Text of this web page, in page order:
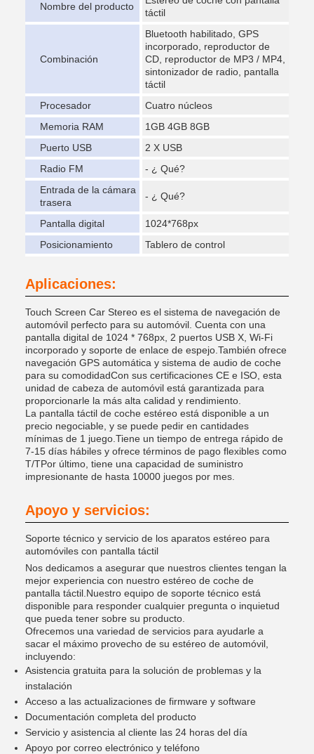
Nombre del producto
táctil
Combinación
Bluetooth habilitado, GPS
incorporado, reproductor de
CD, reproductor de MP3 / MP4,
sintonizador de radio, pantalla
táctil
Procesador
Cuatro núcleos
Memoria RAM
1GB 4GB 8GB
Puerto USB
2 X USB
Radio FM
- ¿ Qué?
Entrada de la cámara
trasera
- ¿ Qué?
Pantalla digital
1024*768px
Posicionamiento
Tablero de control
Aplicaciones:
Touch Screen Car Stereo es el sistema de navegación de
automóvil perfecto para su automóvil. Cuenta con una
pantalla digital de 1024 * 768px, 2 puertos USB X, Wi-Fi
incorporado y soporte de enlace de espejo.También ofrece
navegación GPS automática y sistema de audio de coche
para su comodidadCon sus certificaciones CE e ISO, esta
unidad de cabeza de automóvil está garantizada para
proporcionarle la más alta calidad y rendimiento.
La pantalla táctil de coche estéreo está disponible a un
precio negociable, y se puede pedir en cantidades
mínimas de 1 juego.Tiene un tiempo de entrega rápido de
7-15 días hábiles y ofrece términos de pago flexibles como
T/TPor último, tiene una capacidad de suministro
impresionante de hasta 10000 juegos por mes.
Apoyo y servicios:
Soporte técnico y servicio de los aparatos estéreo para
automóviles con pantalla táctil
Nos dedicamos a asegurar que nuestros clientes tengan la
mejor experiencia con nuestro estéreo de coche de
pantalla táctil.Nuestro equipo de soporte técnico está
disponible para responder cualquier pregunta o inquietud
que pueda tener sobre su producto.
Ofrecemos una variedad de servicios para ayudarle a
sacar el máximo provecho de su estéreo de automóvil,
incluyendo:
Asistencia gratuita para la solución de problemas y la
instalación
Acceso a las actualizaciones de firmware y software
Documentación completa del producto
Servicio y asistencia al cliente las 24 horas del día
Apoyo por correo electrónico y teléfono